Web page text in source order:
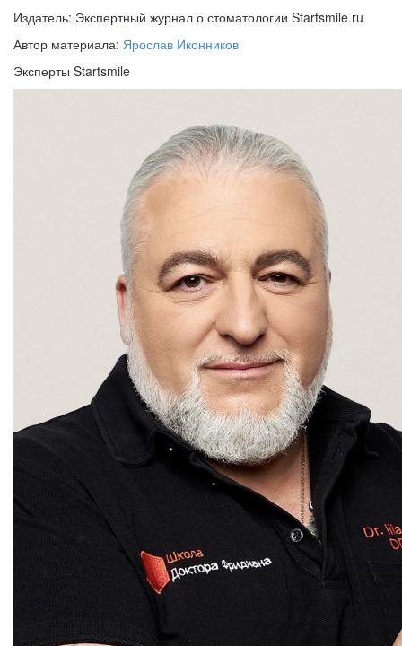
Издатель: Экспертный журнал о стоматологии Startsmile.ru
Автор материала: Ярослав Иконников
Эксперты Startsmile